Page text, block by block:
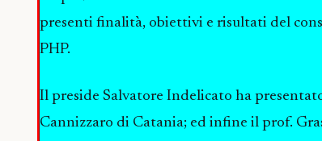
presenti finalità, obiettivi e risultati del
PHP.
Il preside Salvatore Indelicato ha
Cannizzaro di Catania; ed infine il prof.